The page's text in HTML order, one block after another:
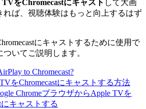
TVをChromecastにキャスト して大画
れば、視聴体験はもっと向上するはず
にキャストするために使用で
いてご説明します。
to Chromecast?
をChromecastにキャストする方法
ChromeブラウザからApple TVを
にキャストする